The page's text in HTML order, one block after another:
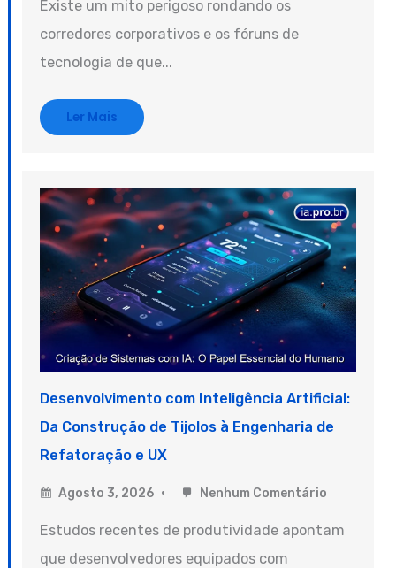
Existe um mito perigoso rondando os
corredores corporativos e os fóruns de
tecnologia de que...
Ler Mais
Desenvolvimento com Inteligência Artificial:
Da Construção de Tijolos à Engenharia de
Refatoração e UX
Agosto 3, 2026 Nenhum Comentário
Estudos recentes de produtividade apontam
que desenvolvedores equipados com